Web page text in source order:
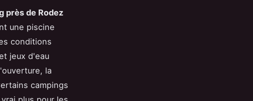
près de Rodez
une piscine
conditions
jeux d'eau
la
campings